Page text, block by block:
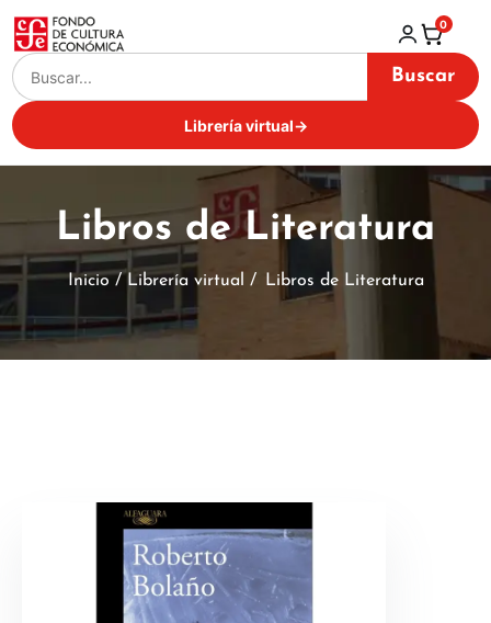
Buscar
Librería virtual→
0
Libros de Literatura
Inicio / Librería virtual / Libros de Literatura